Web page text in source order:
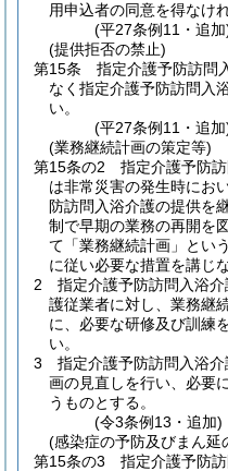
用申込者の同意を得なけ
(平27条例11・追加
(提供拒否の禁止)
第15条
指定介護予防訪問
なく指定介護予防訪問入
い。
(平27条例11・追加
(業務継続計画の策定等)
第15条の2
指定介護予防
は非常災害の発生時にお
防訪問入浴介護の提供を
制で早期の業務の再開を
て「業務継続計画」とい
に従い必要な措置を講じ
2
指定介護予防訪問入浴
護従業者に対し、業務継
に、必要な研修及び訓練
い。
3
指定介護予防訪問入浴
画の見直しを行い、必要
うものとする。
(令3条例13・追加)
(感染症の予防及びまん延
第15条の3
指定介護予防